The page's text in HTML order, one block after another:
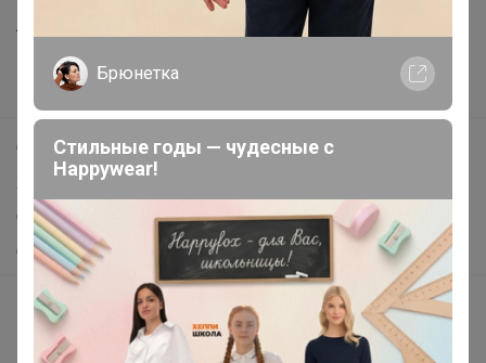
Анонсы
Новости
Поддержка альпак
Самое выгодное
Хиты продаж
Самое желанное
Самое быстрое
Начать зарабатывать с 24-ok
Picabox.ru - Лучшее место для ваших изображений
Брюнетка
Стильные годы — чудесные с
Happywear!